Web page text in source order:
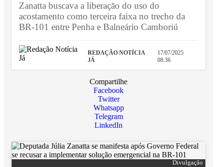
Zanatta buscava a liberação do uso do
acostamento como terceira faixa no trecho da
BR-101 entre Penha e Balneário Camboriú
REDAÇÃO NOTÍCIA
JÁ
17/07/2025
08:36
Compartilhe
Facebook
Twitter
Whatsapp
Telegram
LinkedIn
Divulgação